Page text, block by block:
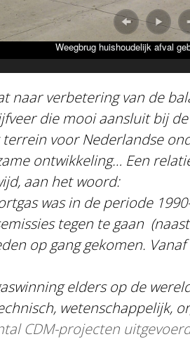
Weegbrug huishoudelijk afval
naar verbetering van de
die mooi aansluit bij
voor Nederlandse
ontwikkeling… Een
, aan het woord:
was in de periode
tegen te gaan
op gang gekomen.
elders op de
wetenschappelijk,
CDM-projecten